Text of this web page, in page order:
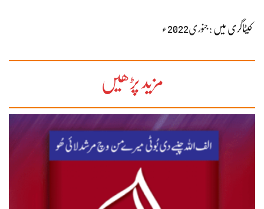
کیٹاگری میں :جنوری2022ء
مزید پڑھیں